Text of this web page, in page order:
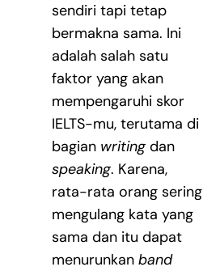
sendiri tapi tetap
bermakna sama. Ini
adalah salah satu
faktor yang akan
mempengaruhi skor
IELTS-mu, terutama di
bagian writingdan
speaking. Karena,
rata-rata orang sering
mengulang kata yang
sama dan itu dapat
menurunkan band